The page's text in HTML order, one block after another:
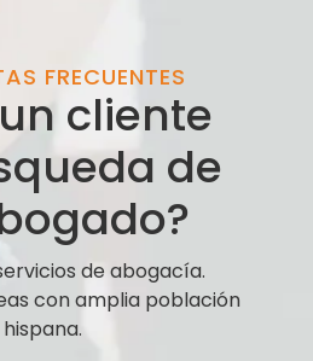
FRECUENTES
cliente
de
de abogacía.
con amplia población
hispana.